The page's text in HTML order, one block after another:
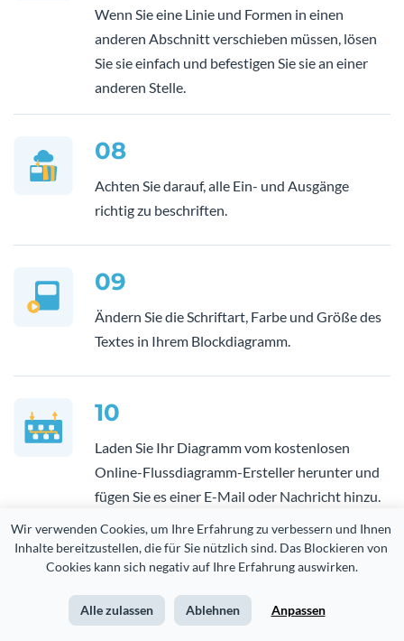
Wir verwenden Cookies, um Ihre Erfahrung zu verbessern und Ihnen
Inhalte bereitzustellen, die für Sie nützlich sind. Das Blockieren von
Cookies kann sich negativ auf Ihre Erfahrung auswirken.
Alle zulassen Ablehnen Anpassen
Wenn Sie eine Linie und Formen in einen
anderen Abschnitt verschieben müssen, lösen
Sie sie einfach und befestigen Sie sie an einer
anderen Stelle.
08
Achten Sie darauf, alle Ein- und Ausgänge
richtig zu beschriften.
09
Ändern Sie die Schriftart, Farbe und Größe des
Textes in Ihrem Blockdiagramm.
10
Laden Sie Ihr Diagramm vom kostenlosen
Online-Flussdiagramm-Ersteller herunter und
fügen Sie es einer E-Mail oder Nachricht hinzu.
Alternativ können Sie das Flussdiagramm mit
einem kleinen Code-Snippet auf Ihrer Website
einbetten.